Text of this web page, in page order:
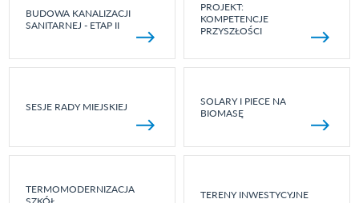
BUDOWA KANALIZACJI
SANITARNEJ - ETAP II
PROJEKT:
KOMPETENCJE
PRZYSZŁOŚCI
SESJE RADY MIEJSKIEJ
SOLARY I PIECE NA
BIOMASĘ
TERMOMODERNIZACJA
TERENY INWESTYCYJNE